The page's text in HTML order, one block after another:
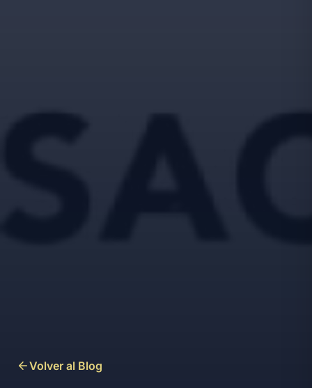
Volver al Blog